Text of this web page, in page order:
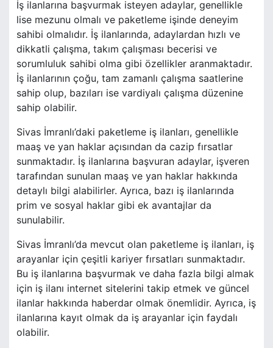
İş ilanlarına başvurmak isteyen adaylar, genellikle
lise mezunu olmalı ve paketleme işinde deneyim
sahibi olmalıdır. İş ilanlarında, adaylardan hızlı ve
dikkatli çalışma, takım çalışması becerisi ve
sorumluluk sahibi olma gibi özellikler aranmaktadır.
İş ilanlarının çoğu, tam zamanlı çalışma saatlerine
sahip olup, bazıları ise vardiyalı çalışma düzenine
sahip olabilir.
Sivas İmranlı’daki paketleme iş ilanları, genellikle
maaş ve yan haklar açısından da cazip fırsatlar
sunmaktadır. İş ilanlarına başvuran adaylar, işveren
tarafından sunulan maaş ve yan haklar hakkında
detaylı bilgi alabilirler. Ayrıca, bazı iş ilanlarında
prim ve sosyal haklar gibi ek avantajlar da
sunulabilir.
Sivas İmranlı’da mevcut olan paketleme iş ilanları, iş
arayanlar için çeşitli kariyer fırsatları sunmaktadır.
Bu iş ilanlarına başvurmak ve daha fazla bilgi almak
için iş ilanı internet sitelerini takip etmek ve güncel
ilanlar hakkında haberdar olmak önemlidir. Ayrıca, iş
ilanlarına kayıt olmak da iş arayanlar için faydalı
olabilir.